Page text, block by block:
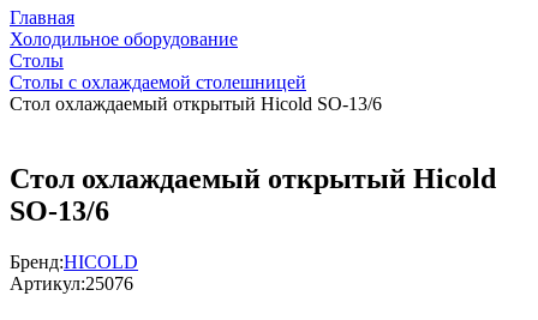
Главная
Холодильное оборудование
Столы
Столы с охлаждаемой столешницей
Стол охлаждаемый открытый Hicold SO-13/6
Стол охлаждаемый открытый Hicold
SO-13/6
Бренд:HICOLD
Артикул:25076